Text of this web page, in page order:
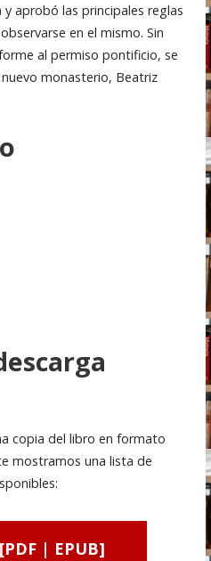
aprobó las principales reglas
en el mismo. Sin
al permiso pontificio, se
monasterio, Beatriz
copia del libro en formato
mostramos una lista de
| EPUB]